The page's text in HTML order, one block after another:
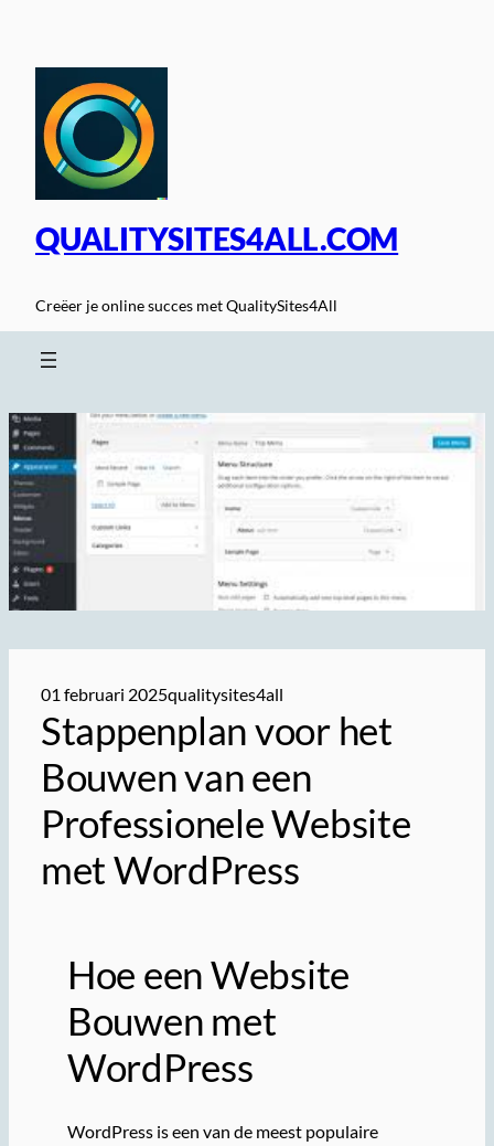
inhoud
QUALITYSITES4ALL.COM
Creëer je online succes met QualitySites4All
01 februari 2025qualitysites4all
Stappenplan voor het
Bouwen van een
Professionele Website
met WordPress
Hoe een Website
Bouwen met
WordPress
WordPress is een van de meest populaire